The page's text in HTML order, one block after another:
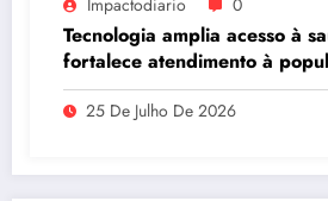
Tecnologia amplia acesso à
fortalece atendimento à
ribeirinha de Manaus
25 De Julho De 2026